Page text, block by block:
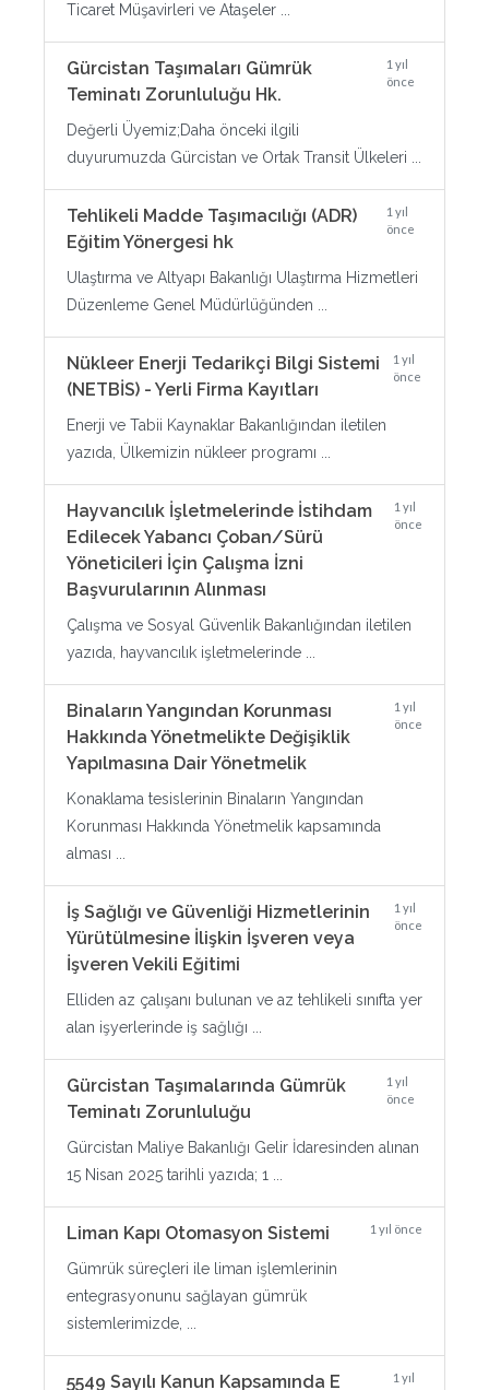
Ticaret Müşavirleri ve Ataşeler ...
Gürcistan Taşımaları Gümrük
Teminatı Zorunluluğu Hk.
1 yıl
önce
Değerli Üyemiz;Daha önceki ilgili
duyurumuzda Gürcistan ve Ortak Transit Ülkeleri ...
Tehlikeli Madde Taşımacılığı (ADR)
Eğitim Yönergesi hk
1 yıl
önce
Ulaştırma ve Altyapı Bakanlığı Ulaştırma Hizmetleri
Düzenleme Genel Müdürlüğünden ...
Nükleer Enerji Tedarikçi Bilgi Sistemi
(NETBİS) - Yerli Firma Kayıtları
1 yıl
önce
Enerji ve Tabii Kaynaklar Bakanlığından iletilen
yazıda, Ülkemizin nükleer programı ...
Hayvancılık İşletmelerinde İstihdam
Edilecek Yabancı Çoban/Sürü
Yöneticileri İçin Çalışma İzni
Başvurularının Alınması
1 yıl
önce
Çalışma ve Sosyal Güvenlik Bakanlığından iletilen
yazıda, hayvancılık işletmelerinde ...
Binaların Yangından Korunması
Hakkında Yönetmelikte Değişiklik
Yapılmasına Dair Yönetmelik
1 yıl
önce
Konaklama tesislerinin Binaların Yangından
Korunması Hakkında Yönetmelik kapsamında
alması ...
İş Sağlığı ve Güvenliği Hizmetlerinin
Yürütülmesine İlişkin İşveren veya
İşveren Vekili Eğitimi
1 yıl
önce
Elliden az çalışanı bulunan ve az tehlikeli sınıfta yer
alan işyerlerinde iş sağlığı ...
Gürcistan Taşımalarında Gümrük
Teminatı Zorunluluğu
1 yıl
önce
Gürcistan Maliye Bakanlığı Gelir İdaresinden alınan
15 Nisan 2025 tarihli yazıda; 1 ...
Liman Kapı Otomasyon Sistemi 1 yıl önce
Gümrük süreçleri ile liman işlemlerinin
entegrasyonunu sağlayan gümrük
sistemlerimizde, ...
5549 Sayılı Kanun Kapsamında E
1 yıl